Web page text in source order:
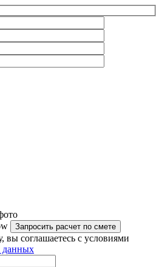
соглашаетесь с условиями
данных